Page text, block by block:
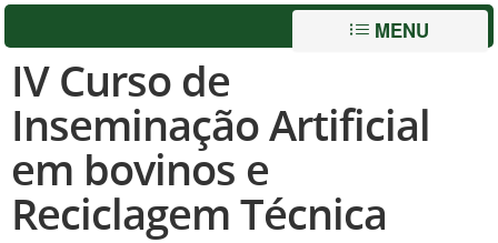
MENU
IV Curso de
Inseminação Artificial
em bovinos e
Reciclagem Técnica